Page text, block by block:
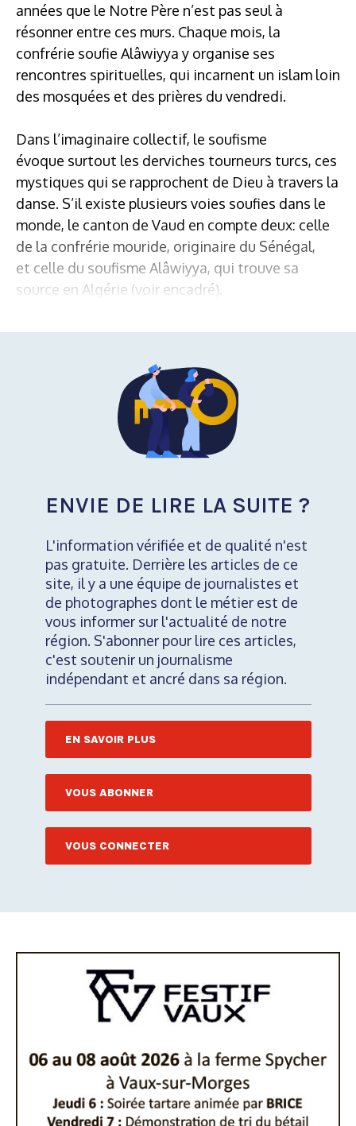
années que le Notre Père n’est pas seul à
résonner entre ces murs. Chaque mois, la
confrérie soufie Alâwiyya y organise ses
rencontres spirituelles, qui incarnent un islam loin
des mosquées et des prières du vendredi.
Dans l’imaginaire collectif, le soufisme
évoque surtout les derviches tourneurs turcs, ces
mystiques qui se rapprochent de Dieu à travers la
danse. S’il existe plusieurs voies soufies dans le
monde, le canton de Vaud en compte deux: celle
de la confrérie mouride, originaire du Sénégal,
et celle du soufisme Alâwiyya, qui trouve sa
source en Algérie (voir encadré).
ENVIE DE LIRE LA SUITE ?
L'information vérifiée et de qualité n'est
pas gratuite. Derrière les articles de ce
site, il y a une équipe de journalistes et
de photographes dont le métier est de
vous informer sur l'actualité de notre
région. S'abonner pour lire ces articles,
c'est soutenir un journalisme
indépendant et ancré dans sa région.
EN SAVOIR PLUS
VOUS ABONNER
VOUS CONNECTER